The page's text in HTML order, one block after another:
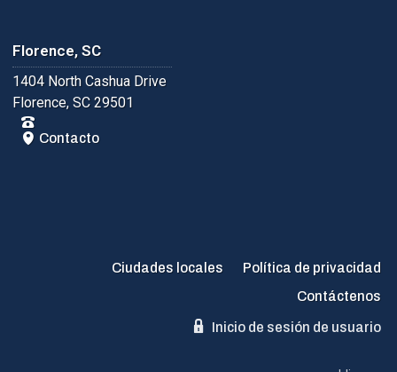
Florence, SC
1404 North Cashua Drive
Florence, SC 29501
Contacto
Ciudades locales
Política de privacidad
Contáctenos
Inicio de sesión de usuario